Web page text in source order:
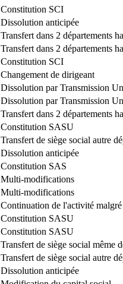
Constitution SCI
Dissolution anticipée
Transfert dans 2 départements
Transfert dans 2 départements
Constitution SCI
Changement de dirigeant
Dissolution par Transmission
Dissolution par Transmission
Transfert dans 2 départements
Constitution SASU
Transfert de siège social autre
Dissolution anticipée
Constitution SAS
Multi-modifications
Multi-modifications
Continuation de l'activité malgré
Constitution SASU
Constitution SASU
Transfert de siège social même
Transfert de siège social autre
Dissolution anticipée